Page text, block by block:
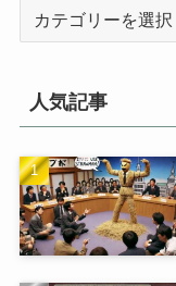
人気記事